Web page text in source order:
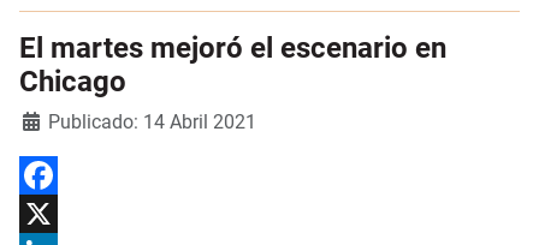
El martes mejoró el escenario en
Chicago
DetallesPublicado: 14 Abril 2021
Facebook